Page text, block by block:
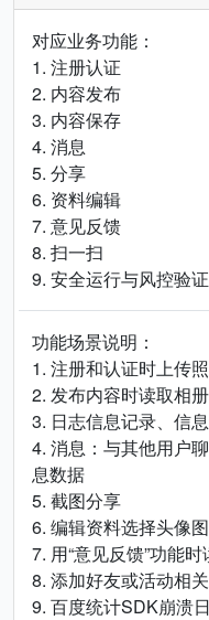
对应业务功能：
1. 注册认证
2. 内容发布
3. 内容保存
4. 消息
5. 分享
6. 资料编辑
7. 意见反馈
8. 扫一扫
9. 安全运行与风控验证
功能场景说明：
1. 注册和认证时上传
2. 发布内容时读取相
3. 日志信息记录、信
4. 消息：与其他用户
息数据
5. 截图分享
6. 编辑资料选择头像
7. 用“意见反馈”功能
8. 添加好友或活动相
9. 百度统计SDK崩溃